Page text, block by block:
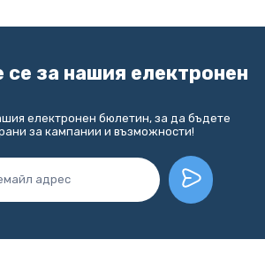
за нашия електронен
електронен бюлетин, за да бъдете
за кампании и възможности!